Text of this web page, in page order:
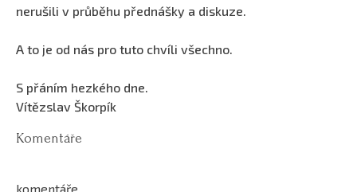
nerušili v průběhu přednášky a diskuze.
A to je od nás pro tuto chvíli všechno.
S přáním hezkého dne.
Vítězslav Škorpík
Komentáře
komentáře